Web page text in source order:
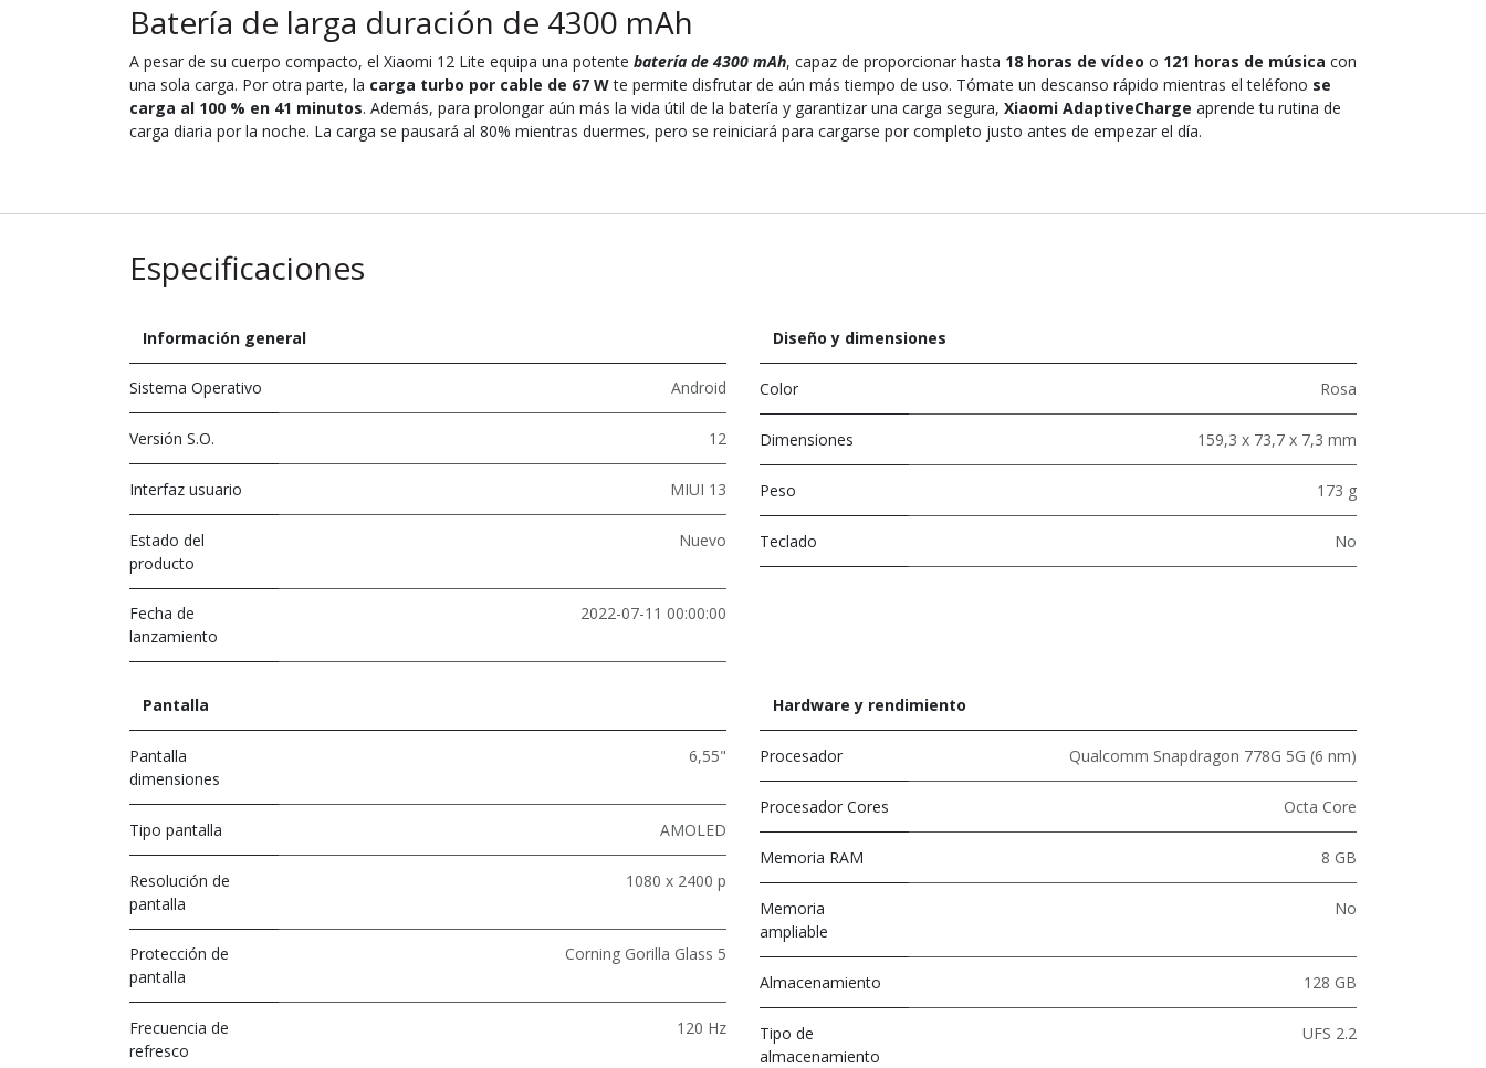
Batería de larga duración de 4300 mAh
A pesar de su cuerpo compacto, el Xiaomi 12 Lite equipa una potente batería de 4300 mAh, capaz de proporcionar hasta 18 horas de vídeo o 121 horas de música con
una sola carga. Por otra parte, la carga turbo por cable de 67 Wte permite disfrutar de aún más tiempo de uso. Tómate un descanso rápido mientras el teléfono se
carga al 100 % en 41 minutos. Además, para prolongar aún más la vida útil de la batería y garantizar una carga segura, Xiaomi AdaptiveCharge aprende tu rutina de
carga diaria por la noche. La carga se pausará al 80% mientras duermes, pero se reiniciará para cargarse por completo justo antes de empezar el día.
Especificaciones
Información general
Sistema Operativo Android
Versión S.O. 12
Interfaz usuario MIUI 13
Estado del
producto
Nuevo
Fecha de
lanzamiento
2022-07-11 00:00:00
Diseño y dimensiones
Color Rosa
Dimensiones 159,3 x 73,7 x 7,3 mm
Peso 173 g
Teclado No
Pantalla
Pantalla
dimensiones
6,55"
Tipo pantalla AMOLED
Resolución de
pantalla
1080 x 2400 p
Protección de
pantalla
Corning Gorilla Glass 5
Frecuencia de
refresco
120 Hz
Hardware y rendimiento
Procesador Qualcomm Snapdragon 778G 5G (6 nm)
Procesador Cores Octa Core
Memoria RAM 8 GB
Memoria
ampliable
No
Almacenamiento 128 GB
Tipo de
almacenamiento
UFS 2.2